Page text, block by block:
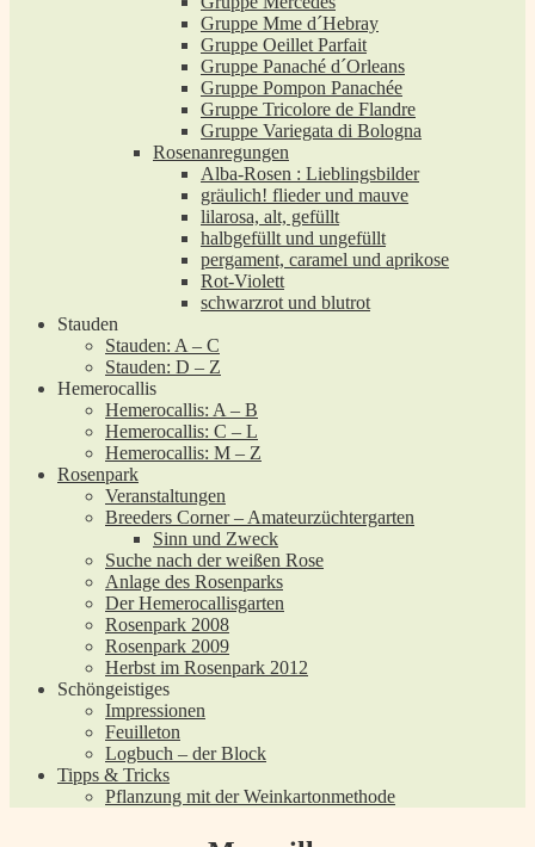
Gruppe Mme d´Hebray
Gruppe Oeillet Parfait
Gruppe Panaché d´Orleans
Gruppe Pompon Panachée
Gruppe Tricolore de Flandre
Gruppe Variegata di Bologna
Rosenanregungen
Alba-Rosen : Lieblingsbilder
gräulich! flieder und mauve
lilarosa, alt, gefüllt
halbgefüllt und ungefüllt
pergament, caramel und aprikose
Rot-Violett
schwarzrot und blutrot
Stauden
Stauden: A – C
Stauden: D – Z
Hemerocallis
Hemerocallis: A – B
Hemerocallis: C – L
Hemerocallis: M – Z
Rosenpark
Veranstaltungen
Breeders Corner – Amateurzüchtergarten
Sinn und Zweck
Suche nach der weißen Rose
Anlage des Rosenparks
Der Hemerocallisgarten
Rosenpark 2008
Rosenpark 2009
Herbst im Rosenpark 2012
Schöngeistiges
Impressionen
Feuilleton
Logbuch – der Block
Tipps & Tricks
Pflanzung mit der Weinkartonmethode